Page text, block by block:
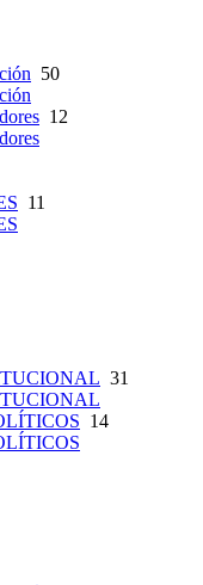
50
12
11
31
14